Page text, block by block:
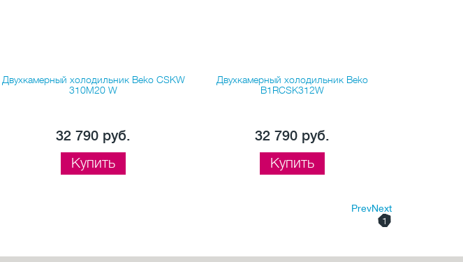
Двухкамерный холодильник Beko CSKW
310M20 W
32 790 руб.
Купить
Двухкамерный холодильник Beko
B1RCSK312W
32 790 руб.
Купить
PrevNext
1